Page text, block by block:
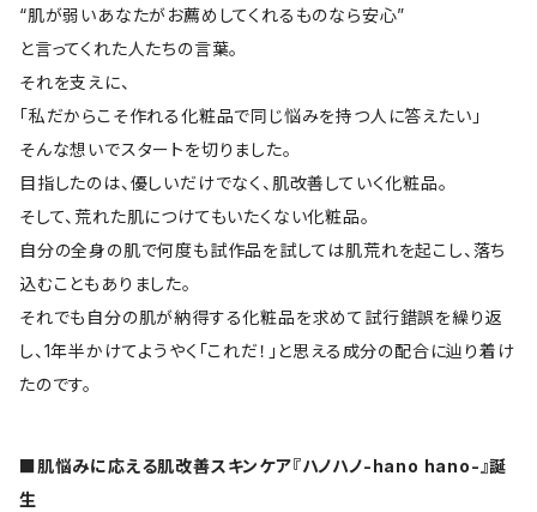
“肌が弱いあなたがお薦めしてくれるものなら安心”
と言ってくれた人たちの言葉。
それを支えに、
「私だからこそ作れる化粧品で同じ悩みを持つ人に答えたい」
そんな想いでスタートを切りました。
目指したのは、優しいだけでなく、肌改善していく化粧品。
そして、荒れた肌につけてもいたくない化粧品。
自分の全身の肌で何度も試作品を試しては肌荒れを起こし、落ち
込むこともありました。
それでも自分の肌が納得する化粧品を求めて試行錯誤を繰り返
し、1年半かけてようやく「これだ！」と思える成分の配合に辿り着け
たのです。
■肌悩みに応える肌改善スキンケア『ハノハノ-hano hano-』誕
生